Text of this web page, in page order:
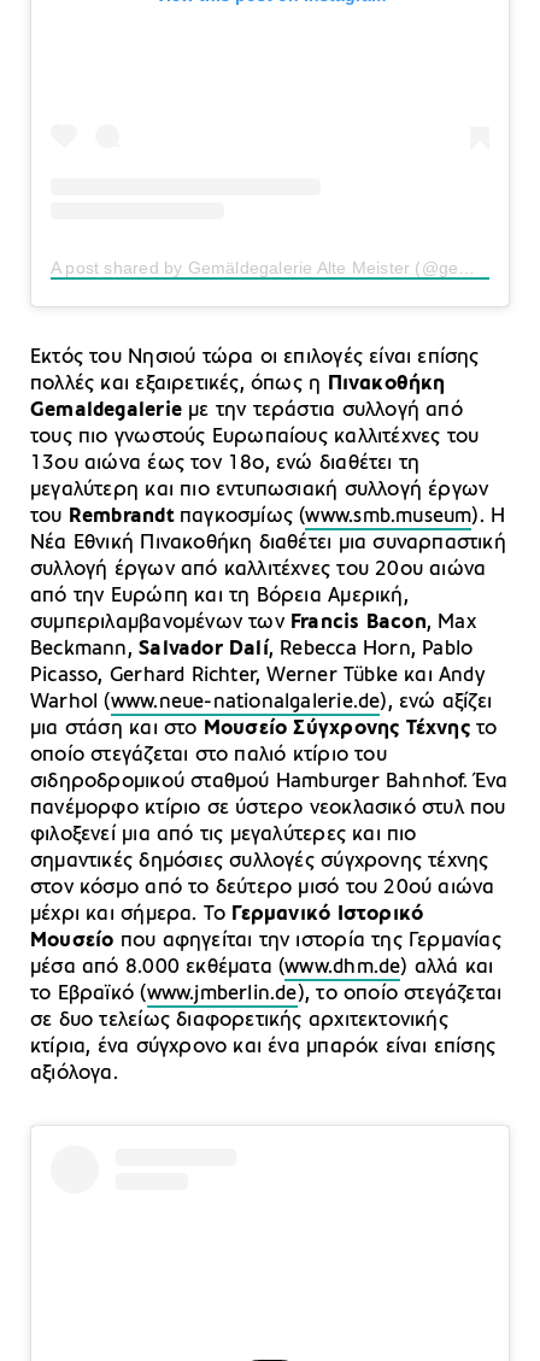
Εκτός του Νησιού τώρα οι επιλογές είναι επίσης
πολλές και εξαιρετικές, όπως η Πινακοθήκη
Gemaldegalerie με την τεράστια συλλογή από
τους πιο γνωστούς Ευρωπαίους καλλιτέχνες του
13ου αιώνα έως τον 18ο, ενώ διαθέτει τη
μεγαλύτερη και πιο εντυπωσιακή συλλογή έργων
του Rembrandt παγκοσμίως (www.smb.museum). Η
Νέα Εθνική Πινακοθήκη διαθέτει μια συναρπαστική
συλλογή έργων από καλλιτέχνες του 20ου αιώνα
από την Ευρώπη και τη Βόρεια Αμερική,
συμπεριλαμβανομένων των Francis Bacon, Max
Beckmann,Salvador Dalí, Rebecca Horn, Pablo
Picasso, Gerhard Richter, Werner Tübke και Andy
Warhol (www.neue-nationalgalerie.de), ενώ αξίζει
μια στάση και στο Μουσείο Σύγχρονης Τέχνηςτο
οποίο στεγάζεται στο παλιό κτίριο του
σιδηροδρομικού σταθμού Hamburger Bahnhof. Ένα
πανέμορφο κτίριο σε ύστερο νεοκλασικό στυλ που
φιλοξενεί μια από τις μεγαλύτερες και πιο
σημαντικές δημόσιες συλλογές σύγχρονης τέχνης
στον κόσμο από το δεύτερο μισό του 20ού αιώνα
μέχρι και σήμερα. Το Γερμανικό Ιστορικό
Μουσείο που αφηγείται την ιστορία της Γερμανίας
μέσα από 8.000 εκθέματα (www.dhm.de) αλλά και
το Εβραϊκό (www.jmberlin.de), το οποίο στεγάζεται
σε δυο τελείως διαφορετικής αρχιτεκτονικής
κτίρια, ένα σύγχρονο και ένα μπαρόκ είναι επίσης
αξιόλογα.